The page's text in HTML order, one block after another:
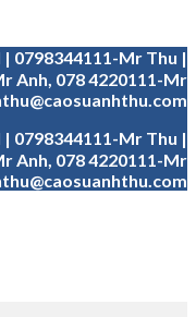
| 0798344111-Mr Thu |
Anh, 078 4220111-Mr
| 0798344111-Mr Thu |
Anh, 078 4220111-Mr